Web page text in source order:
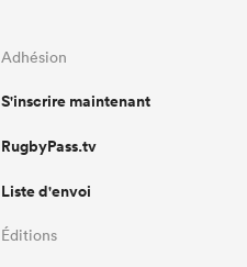
Adhésion
S'inscrire maintenant
RugbyPass.tv
Liste d'envoi
Éditions